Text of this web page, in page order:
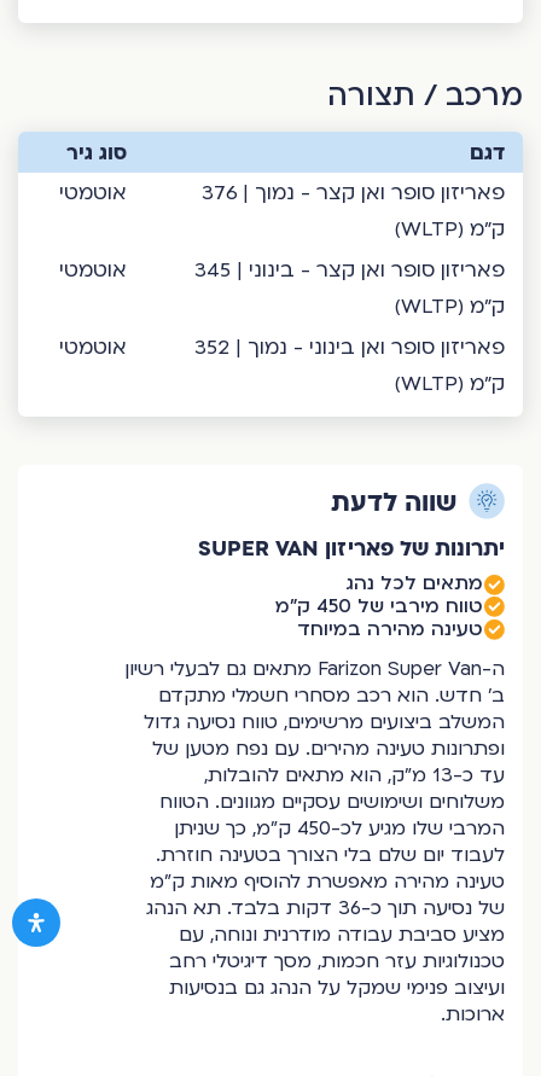
מרכב / תצורה
דגם סוג גיר
פאריזון סופר ואן קצר - נמוך | 376
ק"מ (WLTP)
אוטמטי
פאריזון סופר ואן קצר - בינוני | 345
ק"מ (WLTP)
אוטמטי
פאריזון סופר ואן בינוני - נמוך | 352
ק"מ (WLTP)
אוטמטי
שווה לדעת
יתרונות של פאריזון SUPER VAN
מתאים לכל נהג
טווח מירבי של 450 ק"מ
טעינה מהירה במיוחד
ה-Farizon Super Van מתאים גם לבעלי רשיון
ב’ חדש. הוא רכב מסחרי חשמלי מתקדם
המשלב ביצועים מרשימים, טווח נסיעה גדול
ופתרונות טעינה מהירים. עם נפח מטען של
עד כ-13 מ”ק, הוא מתאים להובלות,
משלוחים ושימושים עסקיים מגוונים. הטווח
המרבי שלו מגיע לכ-450 ק”מ, כך שניתן
לעבוד יום שלם בלי הצורך בטעינה חוזרת.
טעינה מהירה מאפשרת להוסיף מאות ק”מ
של נסיעה תוך כ-36 דקות בלבד. תא הנהג
מציע סביבת עבודה מודרנית ונוחה, עם
טכנולוגיות עזר חכמות, מסך דיגיטלי רחב
ועיצוב פנימי שמקל על הנהג גם בנסיעות
ארוכות.